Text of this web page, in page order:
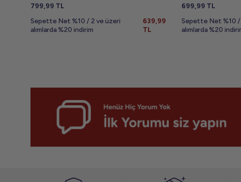
799,99 TL
Sepette Net %10 / 2 ve üzeri
alımlarda %20 indirim
639,99
TL
699,99 TL
Sepette Net %10 /
alımlarda %20